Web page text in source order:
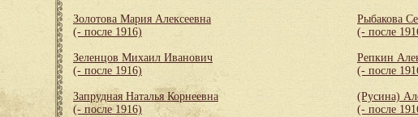
Золотова Мария Алексеевна
(- после 1916)
Зеленцов Михаил Иванович
(- после 1916)
Запрудная Наталья Корнеевна
(- после 1916)
Рыбакова
(- после
Репкин
(- после
(Русина)
(- после